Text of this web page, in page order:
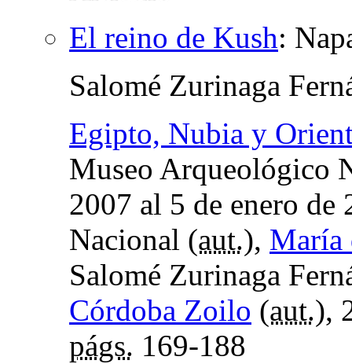
El reino de Kush:
Salomé Zurinaga
Egipto, Nubia y
Museo Arqueológico
2007 al 5 de enero de
Nacional (aut.), María
Salomé Zurinaga
Córdoba Zoilo (aut.),
págs. 169-188